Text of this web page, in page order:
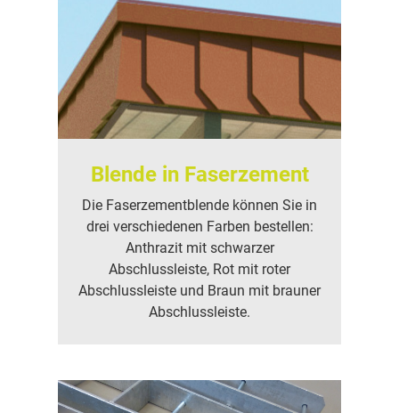
Blende in Faserzement
Die Faserzementblende können Sie in
drei verschiedenen Farben bestellen:
Anthrazit mit schwarzer
Abschlussleiste, Rot mit roter
Abschlussleiste und Braun mit brauner
Abschlussleiste.